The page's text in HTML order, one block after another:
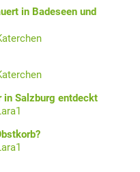
in Badeseen und
in Salzburg entdeckt